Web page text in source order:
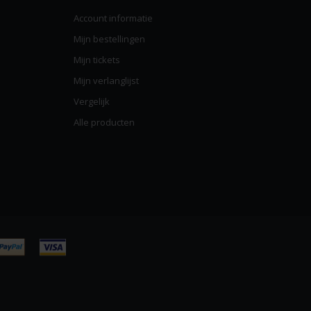
Account informatie
Mijn bestellingen
Mijn tickets
Mijn verlanglijst
Vergelijk
Alle producten